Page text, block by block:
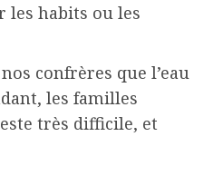
les habits ou les
confrères que l’eau
les familles
très difficile, et